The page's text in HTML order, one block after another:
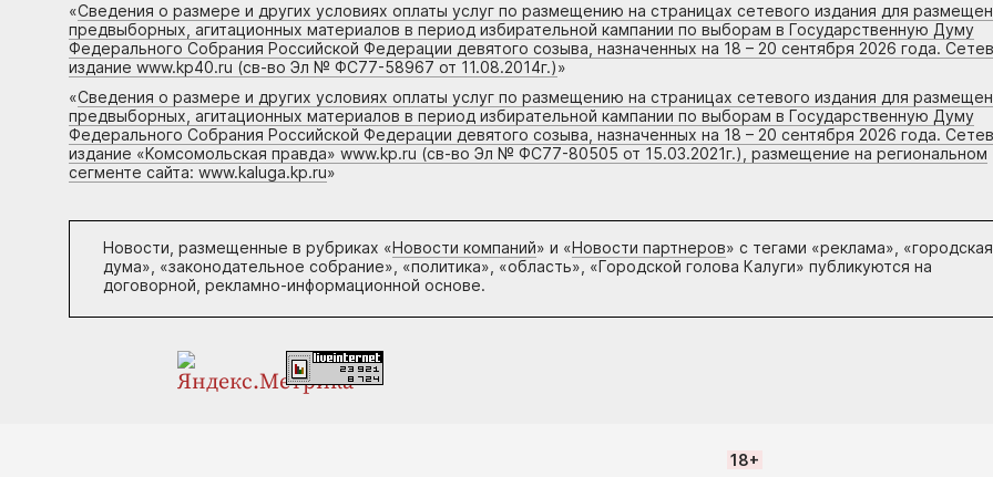
«Сведения о размере и других условиях оплаты услуг по размещению на страницах сетевого издания для
предвыборных, агитационных материалов в период избирательной кампании по выборам в Государственную Думу
Федерального Собрания Российской Федерации девятого созыва, назначенных на 18 – 20 сентября 2026 года.
издание www.kp40.ru (св-во Эл № ФС77-58967 от 11.08.2014г.)»
«Сведения о размере и других условиях оплаты услуг по размещению на страницах сетевого издания для
предвыборных, агитационных материалов в период избирательной кампании по выборам в Государственную Думу
Федерального Собрания Российской Федерации девятого созыва, назначенных на 18 – 20 сентября 2026 года.
издание «Комсомольская правда» www.kp.ru (св-во Эл № ФС77-80505 от 15.03.2021г.), размещение на региональном
сегменте сайта: www.kaluga.kp.ru»
Новости, размещенные в рубриках «Новости компаний» и «Новости партнеров» с тегами «реклама», «городская
дума», «законодательное собрание», «политика», «область», «Городской голова Калуги» публикуются на
договорной, рекламно-информационной основе.
18+